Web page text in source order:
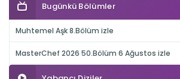
Bugünkü Bölümler
Muhtemel Aşk 8.Bölüm izle
MasterChef 2026 50.Bölüm 6 Ağustos izle